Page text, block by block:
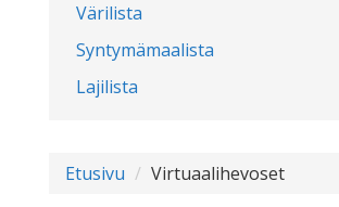
Värilista
Syntymämaalista
Lajilista
Etusivu Virtuaalihevoset